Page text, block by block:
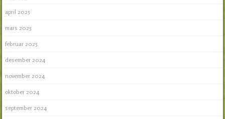
april 2025
mars 2025
februar 2025
desember 2024
november 2024
oktober 2024
september 2024